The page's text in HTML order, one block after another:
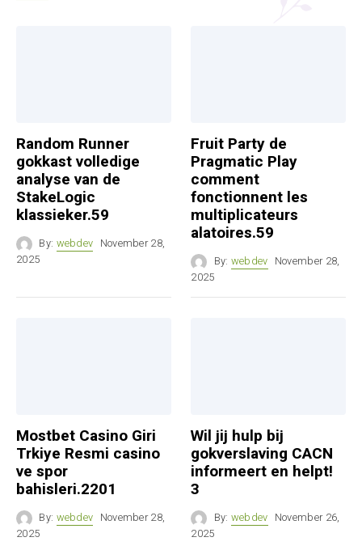
Random Runner
gokkast volledige
analyse van de
StakeLogic
klassieker.59
By: webdev November 28,
2025
Fruit Party de
Pragmatic Play
comment
fonctionnent les
multiplicateurs
alatoires.59
By: webdev November 28,
2025
Mostbet Casino Giri
Trkiye Resmi casino
ve spor
bahisleri.2201
By: webdev November 28,
2025
Wil jij hulp bij
gokverslaving CACN
informeert en helpt!
3
By: webdev November 26,
2025